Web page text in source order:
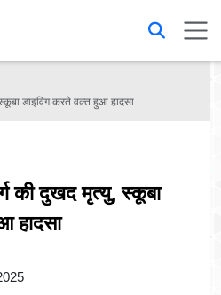
डाइविंग करते वक़्त हुआ हादसा
की दुखद मृत्यु, स्कूबा
हादसा